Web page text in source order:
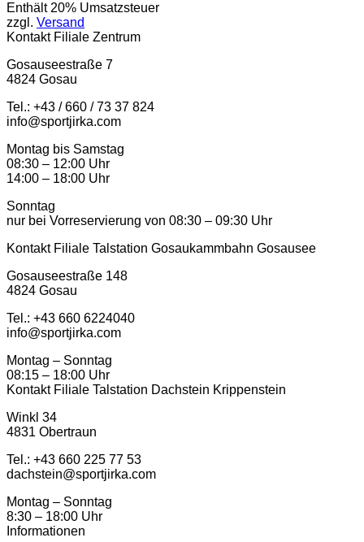
war:
105,00 €
ist:
Enthält 20% Umsatzsteuer
zzgl. Versand
Kontakt Filiale Zentrum
Gosauseestraße 7
4824 Gosau
Tel.: +43 / 660 / 73 37 824
info@sportjirka.com
Montag bis Samstag
08:30 – 12:00 Uhr
14:00 – 18:00 Uhr
Sonntag
nur bei Vorreservierung von 08:30 – 09:30 Uhr
Kontakt Filiale Talstation Gosaukammbahn Gosausee
Gosauseestraße 148
4824 Gosau
Tel.: ‭+43 660 6224040‬
info@sportjirka.com
Montag – Sonntag
08:15 – 18:00 Uhr
Kontakt Filiale Talstation Dachstein Krippenstein
Winkl 34
4831 Obertraun
Tel.: ‭+43 660 225 77 53
dachstein@sportjirka.com
Montag – Sonntag
8:30 – 18:00 Uhr
Informationen